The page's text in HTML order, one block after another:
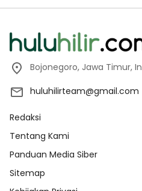
Bojonegoro, Jawa Timur,
huluhilirteam@gmail.com
Redaksi
Tentang Kami
Panduan Media Siber
Sitemap